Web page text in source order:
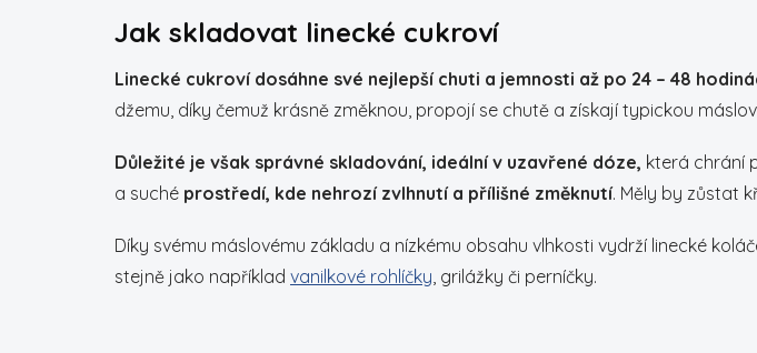
Jak skladovat linecké cukroví
Linecké cukroví dosáhne své nejlepší chuti a jemnosti až po 24 – 48
džemu, díky čemuž krásně změknou, propojí se chutě a získají typickou
Důležité je však správné skladování, ideální v uzavřené dóze, která chrání
a suché prostředí, kde nehrozí zvlhnutí a přílišné změknutí. Měly by zůstat
Díky svému máslovému základu a nízkému obsahu vlhkosti vydrží linecké
stejně jako například vanilkové rohlíčky, grilážky či perníčky.